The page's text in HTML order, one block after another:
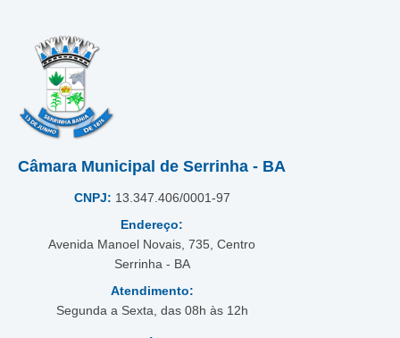
Câmara Municipal de Serrinha - BA
CNPJ: 13.347.406/0001-97
Endereço:
Avenida Manoel Novais, 735, Centro
Serrinha - BA
Atendimento:
Segunda a Sexta, das 08h às 12h